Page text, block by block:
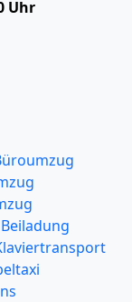
Uhr
Beiladung